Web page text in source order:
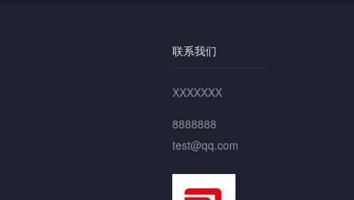
联系我们
XXXXXXX
8888888
test@qq.com